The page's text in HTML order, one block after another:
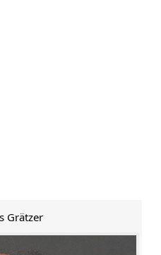
Grätzer